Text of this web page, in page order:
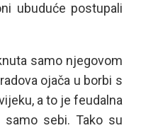
ubuduće postupali
samo njegovom
ojača u borbi s
a to je feudalna
sebi. Tako su